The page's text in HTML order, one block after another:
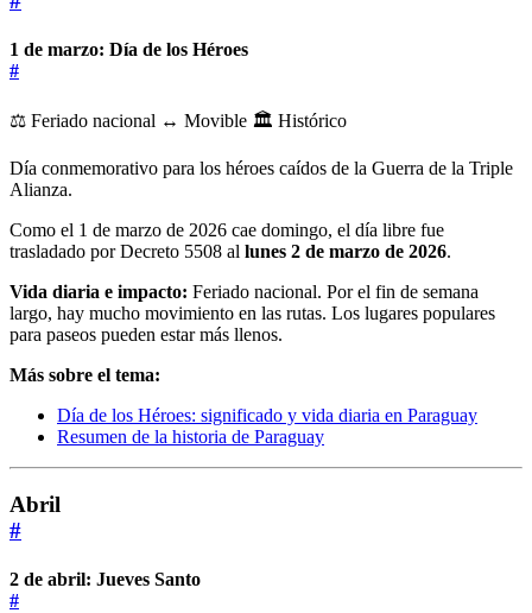
1 de marzo: Día de los Héroes
#
⚖️ Feriado nacional ↔️ Movible 🏛️ Histórico
Día conmemorativo para los héroes caídos de la Guerra de la Triple
Alianza.
Como el 1 de marzo de 2026 cae domingo, el día libre fue
trasladado por Decreto 5508 al lunes 2 de marzo de 2026.
Vida diaria e impacto: Feriado nacional. Por el fin de semana
largo, hay mucho movimiento en las rutas. Los lugares populares
para paseos pueden estar más llenos.
Más sobre el tema:
Día de los Héroes: significado y vida diaria en Paraguay
Resumen de la historia de Paraguay
Abril
#
2 de abril: Jueves Santo
#